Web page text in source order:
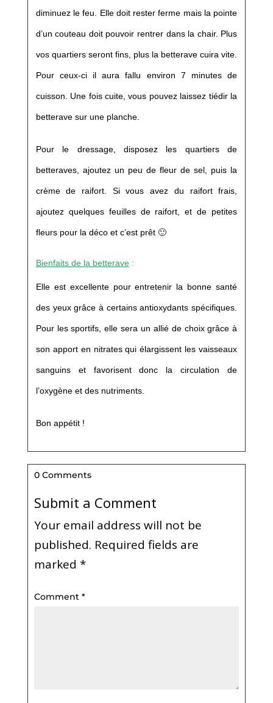
diminuez le feu. Elle doit rester ferme mais la pointe
d’un couteau doit pouvoir rentrer dans la chair. Plus
vos quartiers seront fins, plus la betterave cuira vite.
Pour ceux-ci il aura fallu environ 7 minutes de
cuisson. Une fois cuite, vous pouvez laissez tiédir la
betterave sur une planche.
Pour le dressage, disposez les quartiers de
betteraves, ajoutez un peu de fleur de sel, puis la
crème de raifort. Si vous avez du raifort frais,
ajoutez quelques feuilles de raifort, et de petites
fleurs pour la déco et c’est prêt 🙂
Bienfaits de la betterave:
Elle est excellente pour entretenir la bonne santé
des yeux grâce à certains antioxydants spécifiques.
Pour les sportifs, elle sera un allié de choix grâce à
son apport en nitrates qui élargissent les vaisseaux
sanguins et favorisent donc la circulation de
l’oxygène et des nutriments.
Bon appétit !
0 Comments
Submit a Comment
Your email address will not be
published. Required fields are
marked *
Comment *